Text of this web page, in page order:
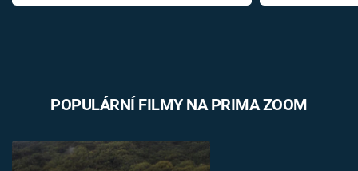
POPULÁRNÍ FILMY NA PRIMA ZOOM